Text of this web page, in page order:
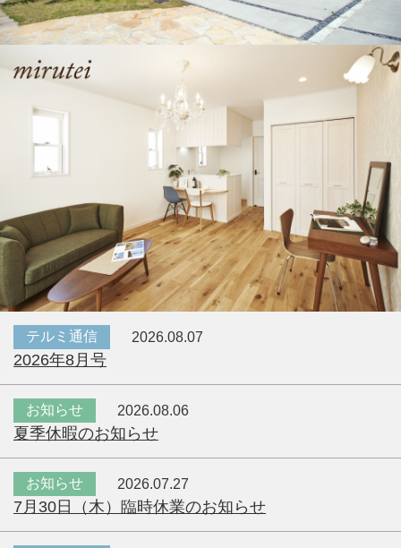
テルミ通信 2026.08.07
2026年8月号
お知らせ 2026.08.06
夏季休暇のお知らせ
お知らせ 2026.07.27
7月30日（木）臨時休業のお知らせ